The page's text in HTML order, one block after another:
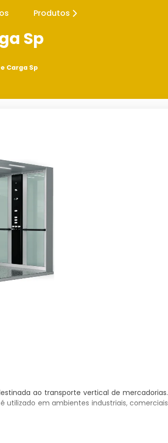
Produtos
Sp
Carga Sp
ao transporte vertical de mercadorias.
utilizado em ambientes industriais, comerciais